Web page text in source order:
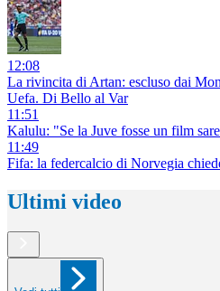
12:08
La rivincita di Artan: escluso dai
Uefa. Di Bello al Var
11:51
Kalulu: "Se la Juve fosse un film
11:49
Fifa: la federcalcio di Norvegia
Ultimi video